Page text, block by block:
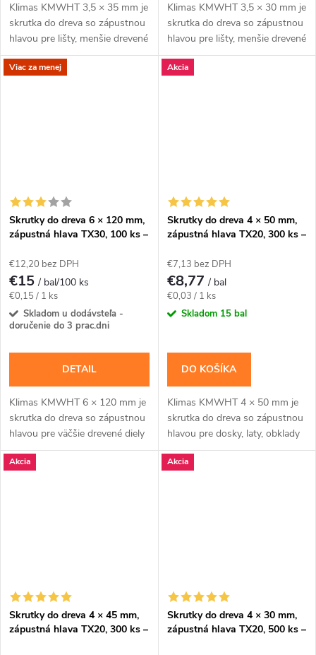
Klimas KMWHT 3,5 × 35 mm je
skrutka do dreva so zápustnou
hlavou pre lišty, menšie drevené
diely, nábytkové a dokončovacie
práce.Na montáž použite bit
Klimas KMWHT 3,5 × 30 mm je
skrutka do dreva so zápustnou
hlavou pre lišty, menšie drevené
diely, nábytkové a dokončovacie
práce.Na montáž použite bit
Viac za menej
Skrutky do dreva 6 × 120 mm,
zápustná hlava TX30, 100 ks –
€12,20 bez DPH
€15/ bal/100 ks
Jednotková
cena:
€0,15 / 1 ks
Skladom u dodávsteľa -
doručenie do 3 prac.dni
DETAIL
Klimas KMWHT 6 × 120 mm je
skrutka do dreva so zápustnou
hlavou pre väčšie drevené diely
a spoje, pri ktorých má hlava
zostať zarovno.Na montáž
Akcia
Skrutky do dreva 4 × 50 mm,
zápustná hlava TX20, 300 ks –
€7,13 bez DPH
€8,77/ bal
Jednotková
cena:
€0,03 / 1 ks
Skladom 15 bal
DO KOŠÍKA
Klimas KMWHT 4 × 50 mm je
skrutka do dreva so zápustnou
hlavou pre dosky, laty, obklady
a bežné dielenské montáže.Na
montáž použite bit TX20.
Akcia
Skrutky do dreva 4 × 45 mm,
zápustná hlava TX20, 300 ks –
Akcia
Skrutky do dreva 4 × 30 mm,
zápustná hlava TX20, 500 ks –